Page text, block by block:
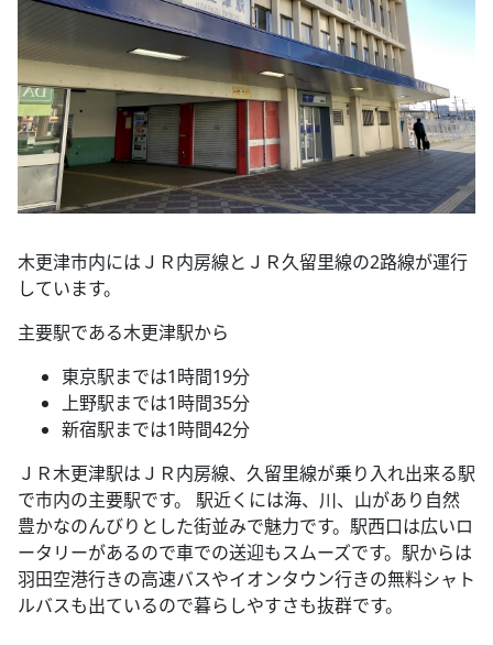
木更津市内にはＪＲ内房線とＪＲ久留里線の2路線が運行
しています。
主要駅である木更津駅から
東京駅までは1時間19分
上野駅までは1時間35分
新宿駅までは1時間42分
ＪＲ木更津駅はＪＲ内房線、久留里線が乗り入れ出来る駅
で市内の主要駅です。 駅近くには海、川、山があり自然
豊かなのんびりとした街並みで魅力です。駅西口は広いロ
ータリーがあるので車での送迎もスムーズです。駅からは
羽田空港行きの高速バスやイオンタウン行きの無料シャト
ルバスも出ているので暮らしやすさも抜群です。